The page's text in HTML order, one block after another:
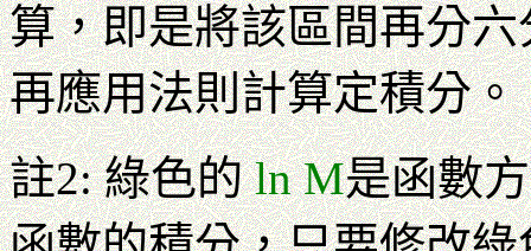
算，即是將該區間再分
再應用法則計算定積分。
註2: 綠色的ln M是函數